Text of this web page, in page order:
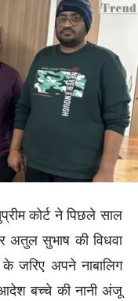
कोर्ट ने पिछले साल
अतुल सुभाष की विधवा
के जरिए अपने नाबालिग
बच्चे की नानी अंजू